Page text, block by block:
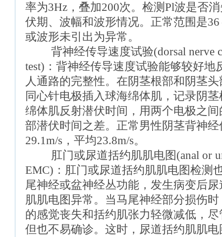
率为3Hz，叠加200次。检测Pl波是否
伏期、波幅和波形情况。正常范围是
或波形未引出为异常。
背神经传导速度试验(dorsal nerve
test)：背神经传导速度试验能够较好地
人通路的完整性。在阴茎根部和阴茎
同心针电极插入球海绵体肌，记录阴
绵体肌反射潜伏时间，用两个电极之
部潜伏时间之差。正常男性阴茎背神
29.1m/s，平均23.8m/s。
肛门或尿道括约肌肌电图(anal or
EMC)：肛门或尿道括约肌肌电图检测
尾神经或盆神经丛功能，发生病变后
肌肌电图异常。当马尾神经部分损伤
的感觉丧失和括约肌张力轻微减低，
但也不易确诊。这时，尿道括约肌肌